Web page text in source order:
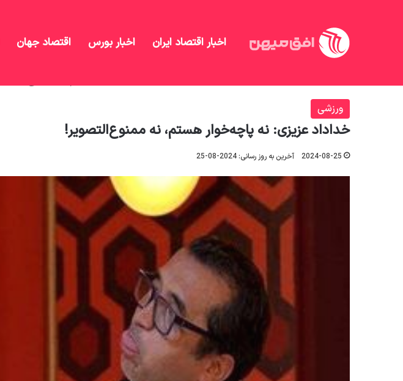
اخبار اقتصاد ایران اخبار بورس اقتصاد جهان
ورزشی
خداداد عزیزی: نه پاچه‌‌خوار هستم، نه ممنوع‌التصویر!
2024-08-25 آخرین به روز رسانی: 2024-08-25